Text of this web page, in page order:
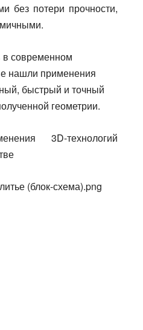
без потери прочности,
современном
нашли применения
быстрый и точный
геометрии.
3D-технологий